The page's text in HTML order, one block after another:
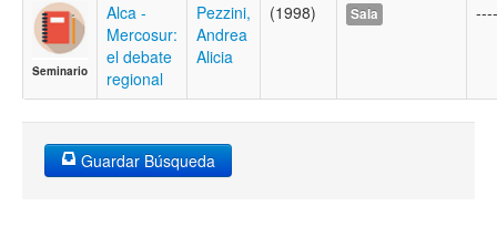
Iniciar sesión
Seminario
Alca -
Mercosur:
el debate
regional
Pezzini,
Andrea
Alicia
(1998) Sala
Guardar Búsqueda